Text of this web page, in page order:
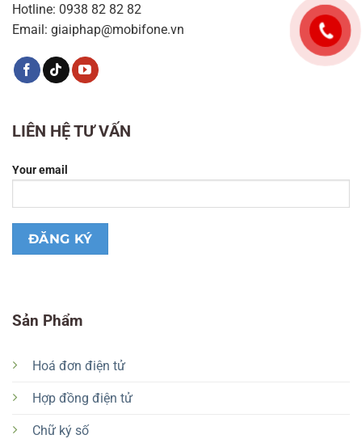
Hotline: 0938 82 82 82
Email: giaiphap@mobifone.vn
Sản Phẩm
Hoá đơn điện tử
Hợp đồng điện tử
Chữ ký số
LIÊN HỆ TƯ VẤN
Your email